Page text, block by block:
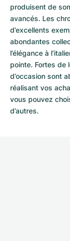
produisent de
avancés. Les
d’excellents
abondantes
l’élégance à
pointe. Fortes de
d’occasion sont
réalisant vos
vous pouvez
d’autres.